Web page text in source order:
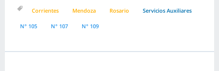
Corrientes Mendoza Rosario Servicios Auxiliares
N° 105 N° 107 N° 109